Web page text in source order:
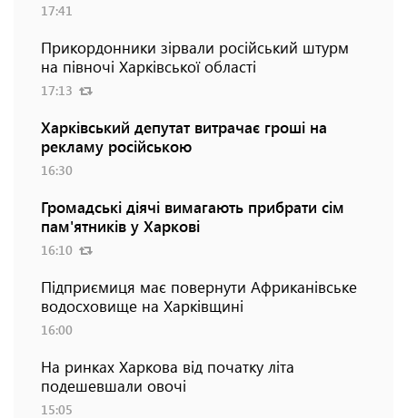
17:41
Прикордонники зірвали російський штурм
на півночі Харківської області
17:13
Харківський депутат витрачає гроші на
рекламу російською
16:30
Громадські діячі вимагають прибрати сім
пам'ятників у Харкові
16:10
Підприємиця має повернути Африканівське
водосховище на Харківщині
16:00
На ринках Харкова від початку літа
подешевшали овочі
15:05